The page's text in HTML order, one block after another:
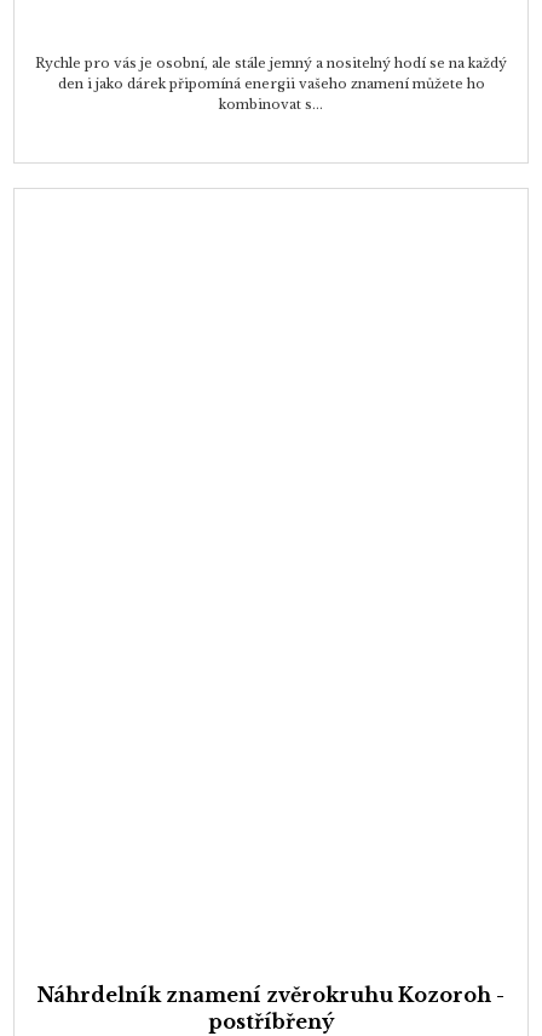
Rychle pro vás je osobní, ale stále jemný a nositelný hodí se na každý
den i jako dárek připomíná energii vašeho znamení můžete ho
kombinovat s...
Náhrdelník znamení zvěrokruhu Kozoroh -
postříbřený